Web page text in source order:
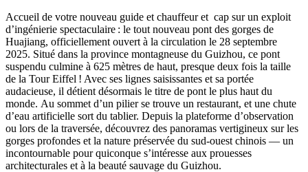
Accueil de votre nouveau guide et chauffeur et cap sur un exploit
d’ingénierie spectaculaire : le tout nouveau pont des gorges de
Huajiang, officiellement ouvert à la circulation le 28 septembre
2025. Situé dans la province montagneuse du Guizhou, ce pont
suspendu culmine à 625 mètres de haut, presque deux fois la taille
de la Tour Eiffel ! Avec ses lignes saisissantes et sa portée
audacieuse, il détient désormais le titre de pont le plus haut du
monde. Au sommet d’un pilier se trouve un restaurant, et une chute
d’eau artificielle sort du tablier. Depuis la plateforme d’observation
ou lors de la traversée, découvrez des panoramas vertigineux sur les
gorges profondes et la nature préservée du sud-ouest chinois — un
incontournable pour quiconque s’intéresse aux prouesses
architecturales et à la beauté sauvage du Guizhou.